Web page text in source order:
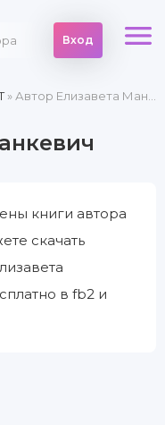
Вход
» Автор Елизавета Манкевич
книги автора
скачать
в fb2 и